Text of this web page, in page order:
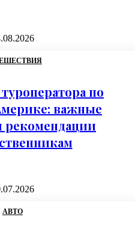
по
важные
рекомендации
АВТО